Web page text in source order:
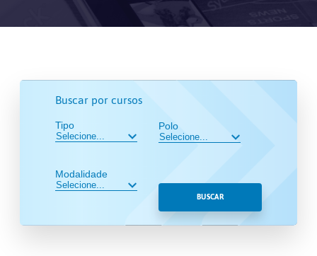
Buscar por cursos
Tipo
Modalidade
Polo
BUSCAR